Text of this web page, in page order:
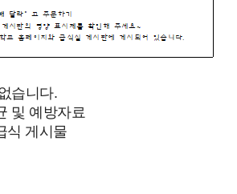
습니다.
및 예방자료
식 게시물